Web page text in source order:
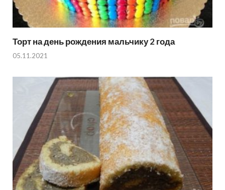
Торт на день рождения мальчику 2 года
05.11.2021